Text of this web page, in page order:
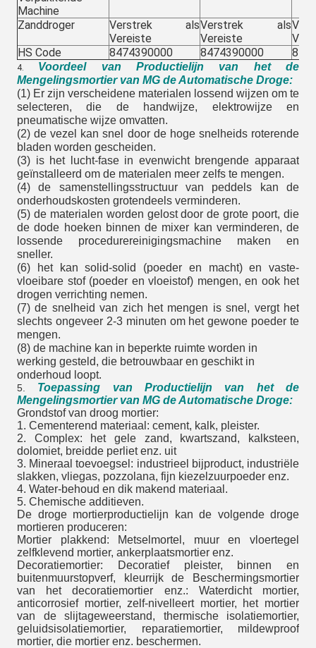
Machine
Zanddroger
Verstrek als
Vereiste
Verstrek als
Vereiste
HS Code
8474390000 8474390000
4. Voordeel van Productielijn van het de
Mengelingsmortier van MG de Automatische Droge:
(1) Er zijn verscheidene materialen lossend wijzen om te
selecteren, die de handwijze, elektrowijze en
pneumatische wijze omvatten.
(2) de vezel kan snel door de hoge snelheids roterende
bladen worden gescheiden.
(3) is het lucht-fase in evenwicht brengende apparaat
geïnstalleerd om de materialen meer zelfs te mengen.
(4) de samenstellingsstructuur van peddels kan de
onderhoudskosten grotendeels verminderen.
(5) de materialen worden gelost door de grote poort, die
de dode hoeken binnen de mixer kan verminderen, de
lossende procedurereinigingsmachine maken en
sneller.
(6) het kan solid-solid (poeder en macht) en vaste-
vloeibare stof (poeder en vloeistof) mengen, en ook het
drogen verrichting nemen.
(7) de snelheid van zich het mengen is snel, vergt het
slechts ongeveer 2-3 minuten om het gewone poeder te
mengen.
(8) de machine kan in beperkte ruimte worden in
werking gesteld, die betrouwbaar en geschikt in
onderhoud loopt.
5. Toepassing van Productielijn van het de
Mengelingsmortier van MG de Automatische Droge:
Grondstof van droog mortier:
1. Cementerend materiaal: cement, kalk, pleister.
2. Complex: het gele zand, kwartszand, kalksteen,
dolomiet, breidde perliet enz. uit
3. Mineraal toevoegsel: industrieel bijproduct, industriële
slakken, vliegas, pozzolana, fijn kiezelzuurpoeder enz.
4. Water-behoud en dik makend materiaal.
5. Chemische additieven.
De droge mortierproductielijn kan de volgende droge
mortieren produceren:
Mortier plakkend: Metselmortel, muur en vloertegel
zelfklevend mortier, ankerplaatsmortier enz.
Decoratiemortier: Decoratief pleister, binnen en
buitenmuurstopverf, kleurrijk de Beschermingsmortier
van het decoratiemortier enz.: Waterdicht mortier,
anticorrosief mortier, zelf-nivelleert mortier, het mortier
van de slijtageweerstand, thermische isolatiemortier,
geluidsisolatiemortier, reparatiemortier, mildewproof
mortier, die mortier enz. beschermen.